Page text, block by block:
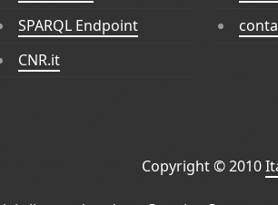
SPARQL Endpoint
CNR.it
Copyright © 2010